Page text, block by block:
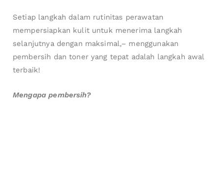
Setiap langkah dalam rutinitas perawatan
mempersiapkan kulit untuk menerima langkah
selanjutnya dengan maksimal,– menggunakan
pembersih dan toner yang tepat adalah langkah awal
terbaik!
Mengapa pembersih?